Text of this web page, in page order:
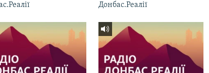
Донбас.Реалії